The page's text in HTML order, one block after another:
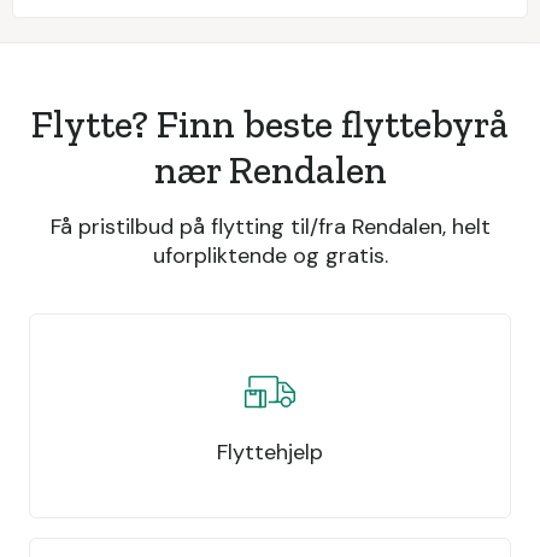
Flytte? Finn beste flyttebyrå
nær Rendalen
Få pristilbud på flytting til/fra Rendalen, helt
uforpliktende og gratis.
Flyttehjelp